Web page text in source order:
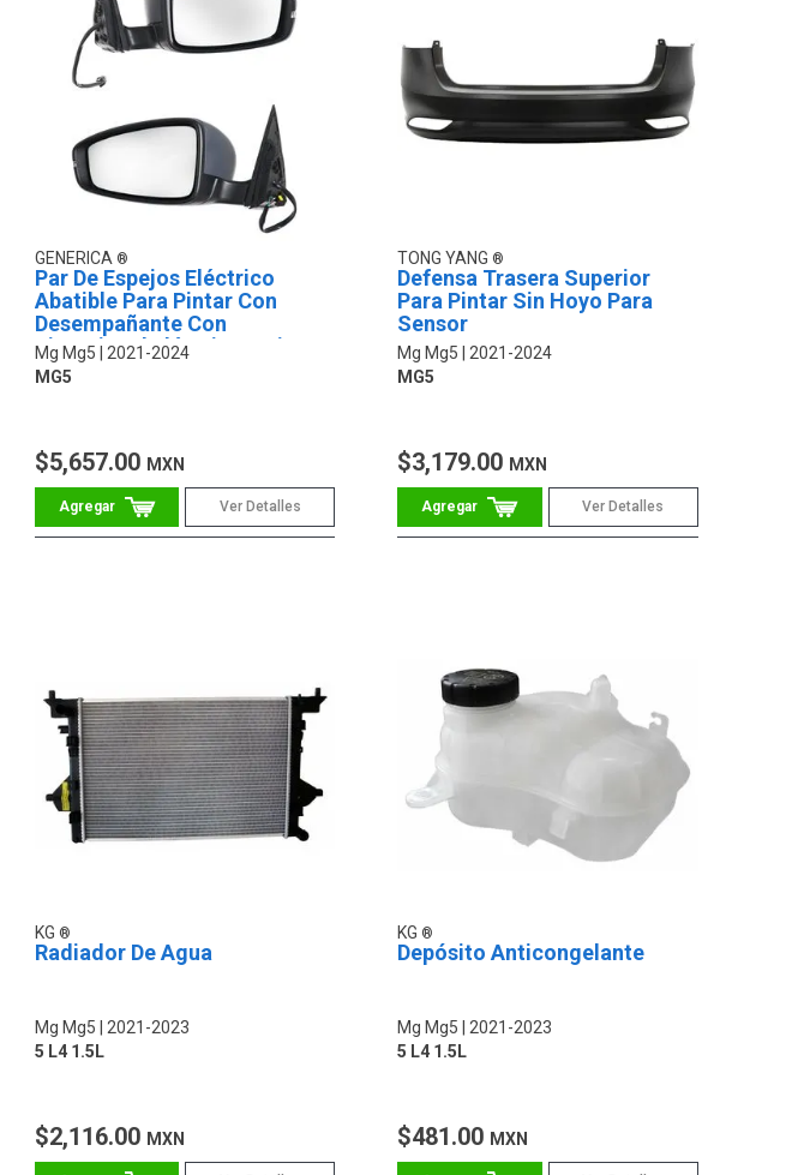
GENERICA
Par De Espejos Eléctrico
Abatible Para Pintar Con
Desempañante Con
Direccional Eléctrico 8 Pines
Mg Mg5
2021-2024
MG5
$5,657.00 MXN
Ver Detalles
TONG YANG
Defensa Trasera Superior
Para Pintar Sin Hoyo Para
Sensor
Mg Mg5
2021-2024
MG5
$3,179.00 MXN
Ver Detalles
KG
Radiador De Agua
Mg Mg5
2021-2023
5 L4 1.5L
$2,116.00 MXN
KG
Depósito Anticongelante
Mg Mg5
2021-2023
5 L4 1.5L
$481.00 MXN